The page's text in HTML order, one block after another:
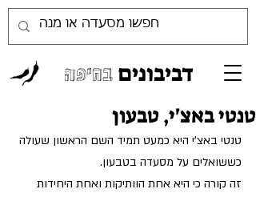
דביבוניםבחיפה
טנטי באצ'י, טבעון
טנטי באצ'י היא כמעט תמיד השם הראשון שעולה
כששואלים על מסעדה בטבעון.
זה קורה כי היא אחת הוותיקות ואחת היחידות